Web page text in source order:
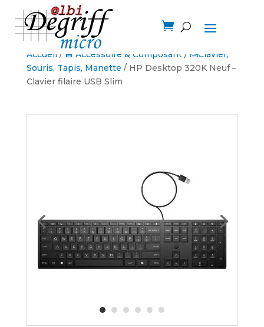

Accueil/ 💾 Accessoire & Composant/ ⌨️Clavier,
Souris, Tapis, Manette / HP Desktop 320K Neuf –
Clavier filaire USB Slim